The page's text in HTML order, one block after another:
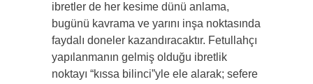
ibretler de her kesime dünü anlama,
bugünü kavrama ve yarını inşa noktasında
faydalı doneler kazandıracaktır. Fetullahçı
yapılanmanın gelmiş olduğu ibretlik
noktayı “kıssa bilinci”yle ele alarak; sefere